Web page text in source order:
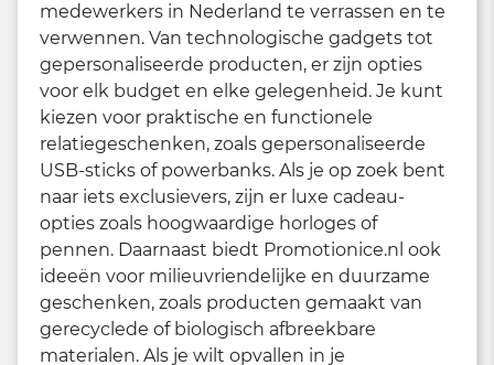
medewerkers in Nederland te verrassen en te
verwennen. Van technologische gadgets tot
gepersonaliseerde producten, er zijn opties
voor elk budget en elke gelegenheid. Je kunt
kiezen voor praktische en functionele
relatiegeschenken, zoals gepersonaliseerde
USB-sticks of powerbanks. Als je op zoek bent
naar iets exclusievers, zijn er luxe cadeau-
opties zoals hoogwaardige horloges of
pennen. Daarnaast biedt Promotionice.nl ook
ideeën voor milieuvriendelijke en duurzame
geschenken, zoals producten gemaakt van
gerecyclede of biologisch afbreekbare
materialen. Als je wilt opvallen in je